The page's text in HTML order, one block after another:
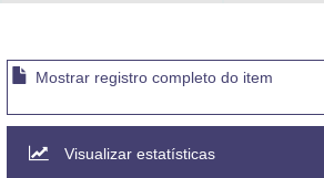
Banco Central do Brasil
Planalto
Mostrar registro completo do item
Visualizar estatísticas